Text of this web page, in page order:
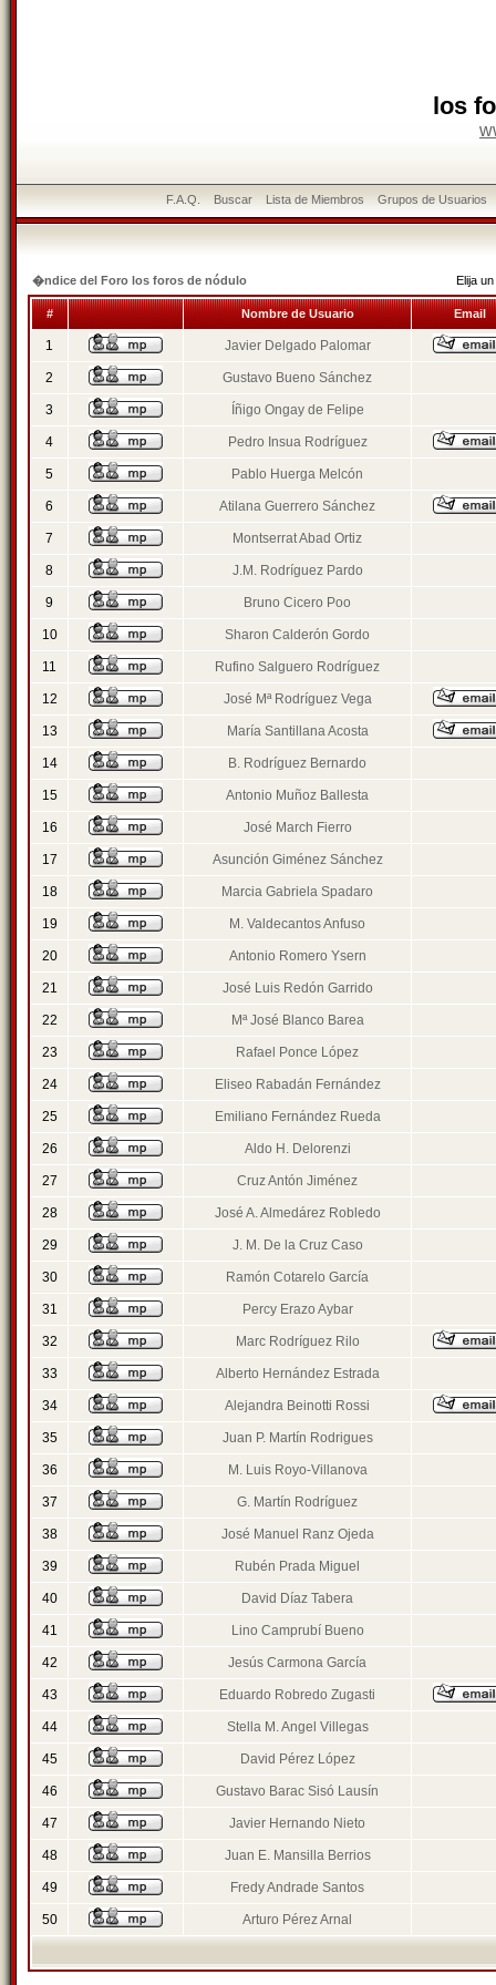
los
F.A.Q. Buscar Lista de Miembros Grupos de Usuarios
�ndice del Foro los foros de nódulo Elija
# Nombre de Usuario Email
1 Javier Delgado Palomar
2 Gustavo Bueno Sánchez
3 Íñigo Ongay de Felipe
4 Pedro Insua Rodríguez
5 Pablo Huerga Melcón
6 Atilana Guerrero Sánchez
7 Montserrat Abad Ortiz
8 J.M. Rodríguez Pardo
9 Bruno Cicero Poo
10 Sharon Calderón Gordo
11 Rufino Salguero Rodríguez
12 José Mª Rodríguez Vega
13 María Santillana Acosta
14 B. Rodríguez Bernardo
15 Antonio Muñoz Ballesta
16 José March Fierro
17 Asunción Giménez Sánchez
18 Marcia Gabriela Spadaro
19 M. Valdecantos Anfuso
20 Antonio Romero Ysern
21 José Luis Redón Garrido
22 Mª José Blanco Barea
23 Rafael Ponce López
24 Eliseo Rabadán Fernández
25 Emiliano Fernández Rueda
26 Aldo H. Delorenzi
27 Cruz Antón Jiménez
28 José A. Almedárez Robledo
29 J. M. De la Cruz Caso
30 Ramón Cotarelo García
31 Percy Erazo Aybar
32 Marc Rodríguez Rilo
33 Alberto Hernández Estrada
34 Alejandra Beinotti Rossi
35 Juan P. Martín Rodrigues
36 M. Luis Royo-Villanova
37 G. Martín Rodríguez
38 José Manuel Ranz Ojeda
39 Rubén Prada Miguel
40 David Díaz Tabera
41 Lino Camprubí Bueno
42 Jesús Carmona García
43 Eduardo Robredo Zugasti
44 Stella M. Angel Villegas
45 David Pérez López
46 Gustavo Barac Sisó Lausín
47 Javier Hernando Nieto
48 Juan E. Mansilla Berrios
49 Fredy Andrade Santos
50 Arturo Pérez Arnal